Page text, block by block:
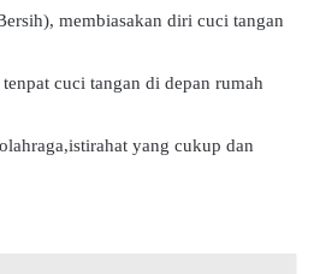
membiasakan diri cuci tangan
cuci tangan di depan rumah
yang cukup dan